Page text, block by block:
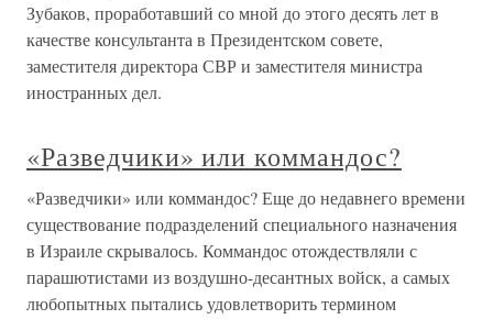
Зубаков, проработавший со мной до этого десять лет в
качестве консультанта в Президентском совете,
заместителя директора СВР и заместителя министра
иностранных дел.
«Разведчики» или коммандос?
«Разведчики» или коммандос? Еще до недавнего времени
существование подразделений специального назначения
в Израиле скрывалось. Коммандос отождествляли с
парашютистами из воздушно-десантных войск, а самых
любопытных пытались удовлетворить термином